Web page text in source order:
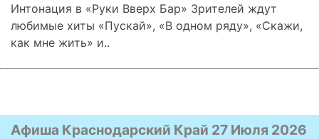
Интонация в «Руки Вверх Бар» Зрителей ждут
любимые хиты «Пускай», «В одном ряду», «Скажи,
как мне жить» и..
Афиша Краснодарский Край 27 Июля 2026